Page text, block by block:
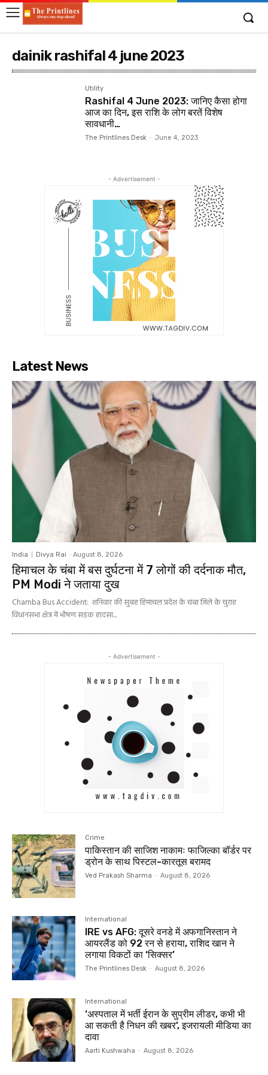
dainik rashifal 4 june 2023
Utility
Rashifal 4 June 2023: जानिए कैसा होगा
आज का दिन, इस राशि के लोग बरतें विशेष
सावधानी…
The Printlines Desk - June 4, 2023
- Advertisement -
Latest News
India Divya Rai - August 8, 2026
हिमाचल के चंबा में बस दुर्घटना में 7 लोगों की दर्दनाक मौत,
PM Modi ने जताया दुख
Chamba Bus Accident: शनिवार की सुबह हिमाचल प्रदेश के चंबा जिले के चुराह
विधानसभा क्षेत्र में भीषण सड़क हादसा...
- Advertisement -
Crime
पाकिस्तान की साजिश नाकामः फाजिल्का बॉर्डर पर
ड्रोन के साथ पिस्टल-कारतूस बरामद
Ved Prakash Sharma - August 8, 2026
International
IRE vs AFG: दूसरे वनडे में अफगानिस्तान ने
आयरलैंड को 92 रन से हराया, राशिद खान ने
लगाया विकटों का ‘सिक्सर’
The Printlines Desk - August 8, 2026
International
‘अस्पताल में भर्ती ईरान के सुप्रीम लीडर, कभी भी
आ सकती है निधन की खबर’, इजरायली मीडिया का
दावा
Aarti Kushwaha - August 8, 2026